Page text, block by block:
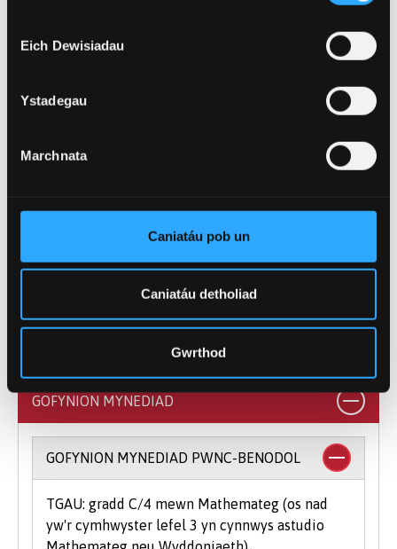
Eich Dewisiadau
Ystadegau
Marchnata
Caniatáu pob un
Caniatáu detholiad
Gwrthod
GOFYNION MYNEDIAD
GOFYNION MYNEDIAD PWNC-BENODOL
TGAU: gradd C/4 mewn Mathemateg (os nad
yw'r cymhwyster lefel 3 yn cynnwys astudio